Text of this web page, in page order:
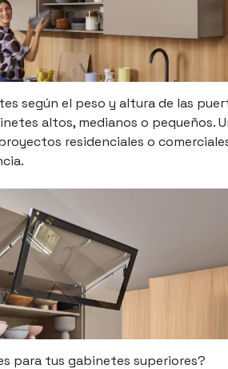
según el peso y altura de las
altos, medianos o pequeños.
residenciales o
para tus gabinetes superiores?